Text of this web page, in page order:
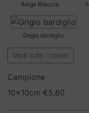
Beige Breccia
Grigio bardiglio
Vedi tutti i colori
Campione
10x10cm €5,80